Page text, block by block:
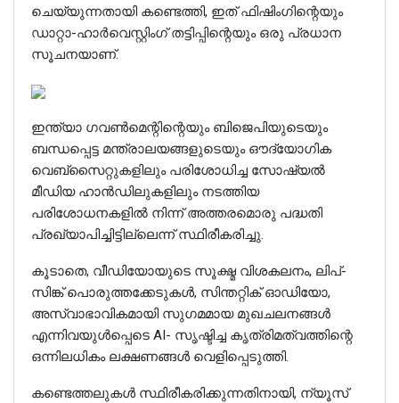
ചെയ്യുന്നതായി കണ്ടെത്തി, ഇത് ഫിഷിംഗിന്റെയും
ഡാറ്റാ-ഹാർവെസ്റ്റിംഗ് തട്ടിപ്പിന്റെയും ഒരു പ്രധാന
സൂചനയാണ്.
ഇന്ത്യാ ഗവൺമെന്റിന്റെയും ബിജെപിയുടെയും
ബന്ധപ്പെട്ട മന്ത്രാലയങ്ങളുടെയും ഔദ്യോഗിക
വെബ്‌സൈറ്റുകളിലും പരിശോധിച്ച സോഷ്യൽ
മീഡിയ ഹാൻഡിലുകളിലും നടത്തിയ
പരിശോധനകളിൽ നിന്ന് അത്തരമൊരു പദ്ധതി
പ്രഖ്യാപിച്ചിട്ടില്ലെന്ന് സ്ഥിരീകരിച്ചു.
കൂടാതെ, വീഡിയോയുടെ സൂക്ഷ്മ വിശകലനം, ലിപ്-
സിങ്ക് പൊരുത്തക്കേടുകൾ, സിന്തറ്റിക് ഓഡിയോ,
അസ്വാഭാവികമായി സുഗമമായ മുഖചലനങ്ങൾ
എന്നിവയുൾപ്പെടെ AI- സൃഷ്ടിച്ച കൃത്രിമത്വത്തിന്റെ
ഒന്നിലധികം ലക്ഷണങ്ങൾ വെളിപ്പെടുത്തി.
കണ്ടെത്തലുകൾ സ്ഥിരീകരിക്കുന്നതിനായി, ന്യൂസ്